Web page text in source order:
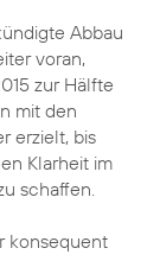
Abbau
voran,
zur Hälfte
mit den
erzielt, bis
Klarheit im
schaffen.
konsequent